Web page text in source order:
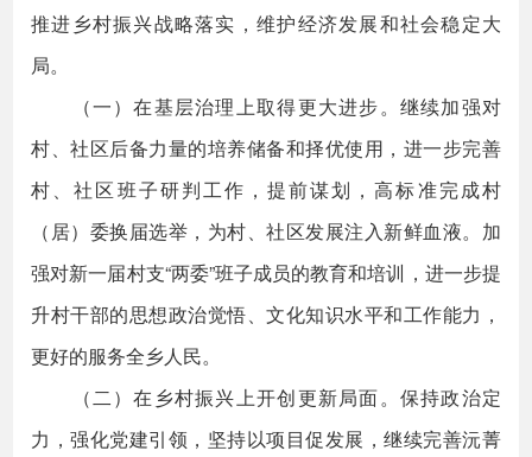
推进乡村振兴战略落实，维护经济发展和社会稳定大
局。
（一）在基层治理上取得更大进步。继续加强对
村、社区后备力量的培养储备和择优使用，进一步完善
村、社区班子研判工作，提前谋划，高标准完成村
（居）委换届选举，为村、社区发展注入新鲜血液。加
强对新一届村支“两委”班子成员的教育和培训，进一步提
升村干部的思想政治觉悟、文化知识水平和工作能力，
更好的服务全乡人民。
（二）在乡村振兴上开创更新局面。保持政治定
力，强化党建引领，坚持以项目促发展，继续完善沅菁